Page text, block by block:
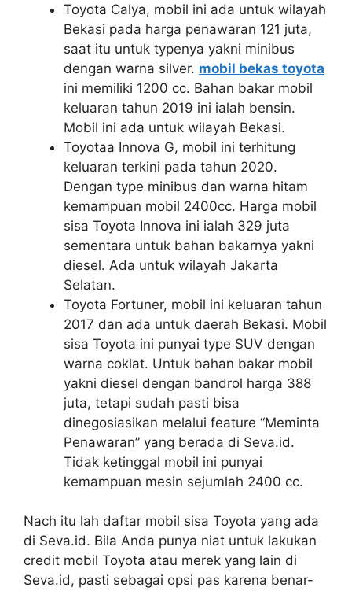
Toyota Calya, mobil ini ada untuk wilayah
Bekasi pada harga penawaran 121 juta,
saat itu untuk typenya yakni minibus
dengan warna silver. mobil bekas toyota
ini memiliki 1200 cc. Bahan bakar mobil
keluaran tahun 2019 ini ialah bensin.
Mobil ini ada untuk wilayah Bekasi.
Toyotaa Innova G, mobil ini terhitung
keluaran terkini pada tahun 2020.
Dengan type minibus dan warna hitam
kemampuan mobil 2400cc. Harga mobil
sisa Toyota Innova ini ialah 329 juta
sementara untuk bahan bakarnya yakni
diesel. Ada untuk wilayah Jakarta
Selatan.
Toyota Fortuner, mobil ini keluaran tahun
2017 dan ada untuk daerah Bekasi. Mobil
sisa Toyota ini punyai type SUV dengan
warna coklat. Untuk bahan bakar mobil
yakni diesel dengan bandrol harga 388
juta, tetapi sudah pasti bisa
dinegosiasikan melalui feature “Meminta
Penawaran” yang berada di Seva.id.
Tidak ketinggal mobil ini punyai
kemampuan mesin sejumlah 2400 cc.
Nach itu lah daftar mobil sisa Toyota yang ada
di Seva.id. Bila Anda punya niat untuk lakukan
credit mobil Toyota atau merek yang lain di
Seva.id, pasti sebagai opsi pas karena benar-